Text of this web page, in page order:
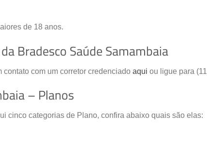
de 18 anos.
Bradesco Saúde Samambaia
contato com um corretor credenciado aqui ou ligue para
– Planos
cinco categorias de Plano, confira abaixo quais são elas: